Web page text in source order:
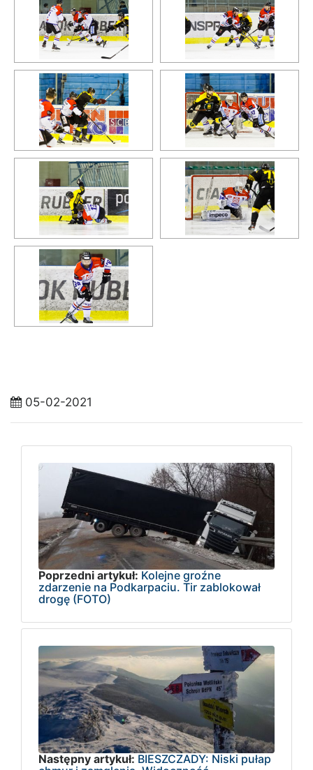
05-02-2021
Poprzedni artykuł: Kolejne groźne
zdarzenie na Podkarpaciu. Tir zablokował
drogę (FOTO)
Następny artykuł: BIESZCZADY: Niski pułap